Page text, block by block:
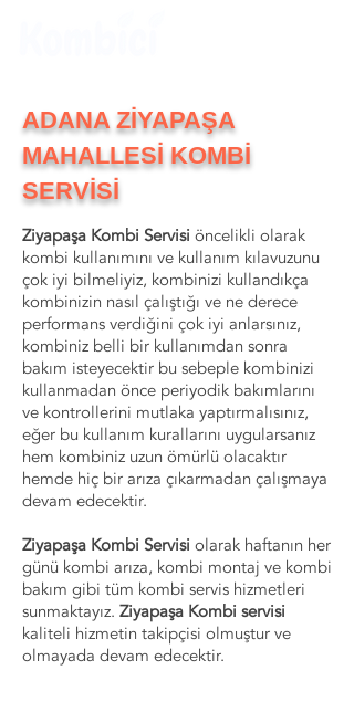
ADANA ZİYAPAŞA
MAHALLESİ KOMBİ
SERVİSİ
Ziyapaşa Kombi Servisi öncelikli olarak
kombi kullanımını ve kullanım kılavuzunu
çok iyi bilmeliyiz, kombinizi kullandıkça
kombinizin nasıl çalıştığı ve ne derece
performans verdiğini çok iyi anlarsınız,
kombiniz belli bir kullanımdan sonra
bakım isteyecektir bu sebeple kombinizi
kullanmadan önce periyodik bakımlarını
ve kontrollerini mutlaka yaptırmalısınız,
eğer bu kullanım kurallarını uygularsanız
hem kombiniz uzun ömürlü olacaktır
hemde hiç bir arıza çıkarmadan çalışmaya
devam edecektir.
Ziyapaşa Kombi Servisi olarak haftanın her
günü kombi arıza, kombi montaj ve kombi
bakım gibi tüm kombi servis hizmetleri
sunmaktayız. Ziyapaşa Kombi servisi
kaliteli hizmetin takipçisi olmuştur ve
olmayada devam edecektir.